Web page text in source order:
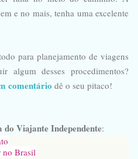
e no mais, tenha uma excelente
para planejamento de viagens
algum desses procedimentos?
comentário dê o seu pitaco!
do Viajante Independente:
no Brasil